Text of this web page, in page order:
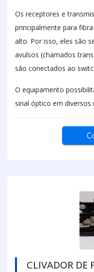
Os receptores e
principalmente para
alto. Por isso, eles são
avulsos (chamados
são conectados ao
O equipamento
sinal óptico em diversos
CLIVADOR DE